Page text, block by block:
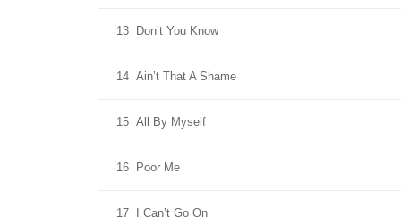
13 Don’t You Know
14 Ain’t That A Shame
15 All By Myself
16 Poor Me
17 I Can’t Go On